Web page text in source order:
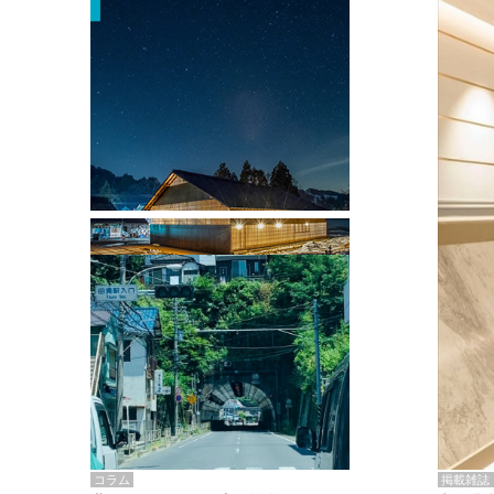
掲載雑誌
掲載雑誌・書籍
『街歩き研修「アールデコとモダニズ
ム、和風バロック」』のレポート記事が
掲載
コラム